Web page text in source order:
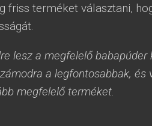
friss terméket választani,
lesz a megfelelő babapúder
a legfontosabbak, és
megfelelő terméket.